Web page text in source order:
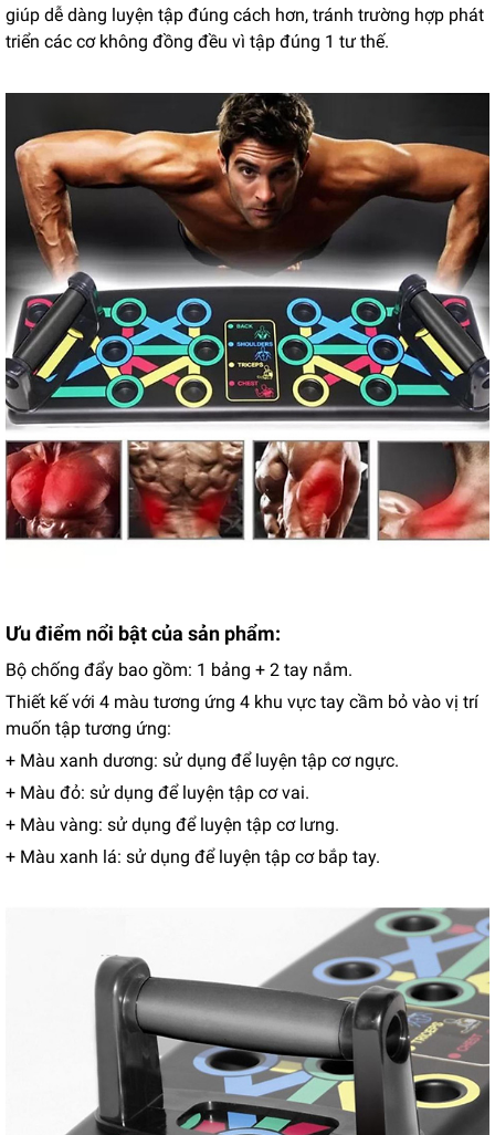
giúp dễ dàng luyện tập đúng cách hơn, tránh trường hợp phát
triển các cơ không đồng đều vì tập đúng 1 tư thế.
Ưu điểm nổi bật của sản phẩm:
Bộ chống đẩy bao gồm: 1 bảng + 2 tay nắm.
Thiết kế với 4 màu tương ứng 4 khu vực tay cầm bỏ vào vị trí
muốn tập tương ứng:
+ Màu xanh dương: sử dụng để luyện tập cơ ngực.
+ Màu đỏ: sử dụng để luyện tập cơ vai.
+ Màu vàng: sử dụng để luyện tập cơ lưng.
+ Màu xanh lá: sử dụng để luyện tập cơ bắp tay.